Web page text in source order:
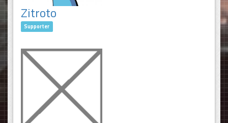
Zitroto
Supporter